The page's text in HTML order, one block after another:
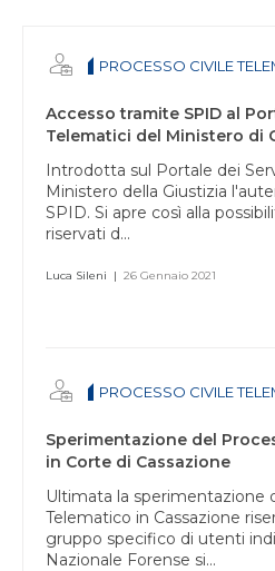
questo
campo
PROCESSO CIVILE
Accesso tramite SPID al
Telematici del Ministero di
Introdotta sul Portale dei
Ministero della Giustizia
SPID. Si apre così alla
riservati d...
Luca Sileni | 26 Gennaio 2021
PROCESSO CIVILE
Sperimentazione del
in Corte di Cassazione
Ultimata la sperimentazione
Telematico in Cassazione
gruppo specifico di utenti
Nazionale Forense si...